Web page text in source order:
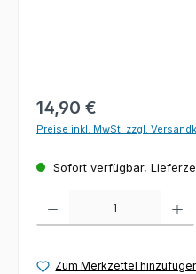
Regulärer Preis:
14,90 €
Preise inkl. MwSt. zzgl.
Sofort verfügbar,
Zum Merkzettel